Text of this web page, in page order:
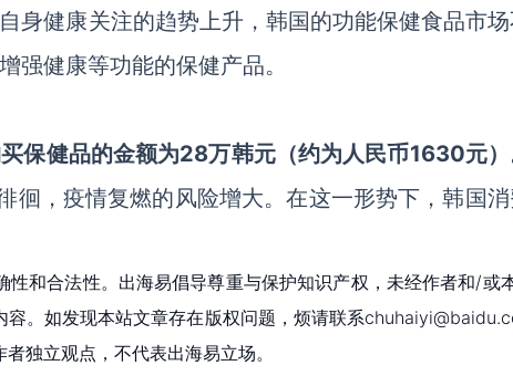
身健康关注的趋势上升，韩国的功能保健食品市
强健康等功能的保健产品。
保健品的金额为28万韩元（约为人民币1630元
徊 ， 疫情复燃的风险增大。在这一形势下，韩国
和合法性。出海易倡导尊重与保护知识产权，未经作者和/或
。如发现本站文章存在版权问题，烦请联系
独立观点，不代表出海易立场。